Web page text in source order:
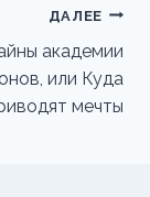
ДАЛЕЕ
академии
или Куда
мечты